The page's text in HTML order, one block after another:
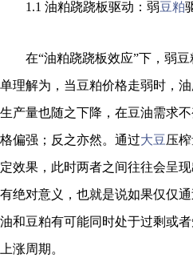
1.1 油粕跷跷板驱动：弱豆粕
在“油粕跷跷板效应”下，弱豆
单理解为，当豆粕价格走弱时，
生产量也随之下降，在豆油需求
格偏强；反之亦然。通过大豆压
定效果，此时两者之间往往会呈
有绝对意义，也就是说如果仅仅
油和豆粕有可能同时处于过剩或
上涨周期。